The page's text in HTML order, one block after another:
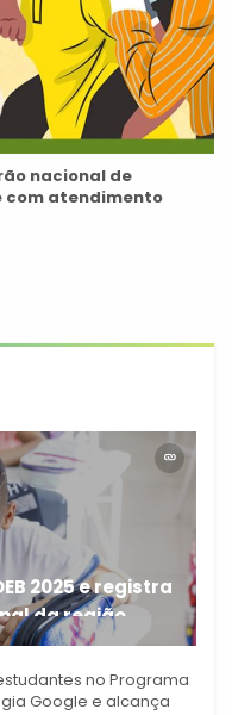
nacional de
com atendimento
2025 e registra
da região
no Programa
Google e alcança